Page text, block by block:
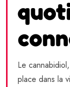
Le
place dans la